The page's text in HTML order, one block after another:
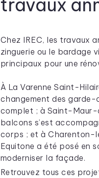
travaux
Chez IREC, les travaux
zinguerie ou le bardage
principaux pour une
À La Varenne Saint-
changement des garde-
complet ; à Saint-Maur-
balcons s’est
corps ; et à Charenton-
Equitone a été posé en
moderniser la façade.
Retrouvez tous ces